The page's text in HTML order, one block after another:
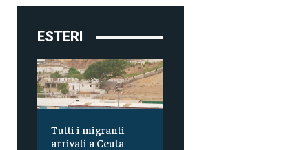
ESTERI
Tutti i migranti
arrivati a Ceuta